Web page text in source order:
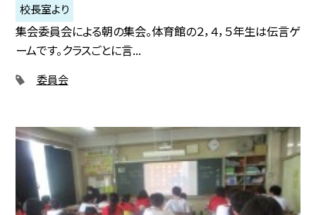
校長室より
集会委員会による朝の集会。体育館の２，４，５年生は伝言ゲ
ームです。クラスごとに言...
委員会